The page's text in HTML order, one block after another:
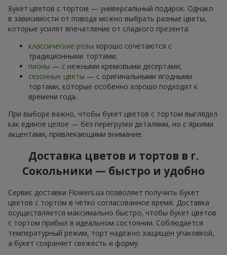
Букет цветов с тортом — универсальный подарок. Однако
в зависимости от повода можно выбрать разные цветы,
которые усилят впечатление от сладкого презента:
классические розы хорошо сочетаются с
традиционными тортами;
пионы — с нежными кремовыми десертами;
сезонные цветы — с оригинальными ягодными
тортами, которые особенно хорошо подходят к
времени года.
При выборе важно, чтобы букет цветов с тортом выглядел
как единое целое — без перегрузки деталями, но с яркими
акцентами, привлекающими внимание.
Доставка цветов и тортов в г.
Сокольники — быстро и удобно
Сервис доставки Flowers.ua позволяет получить букет
цветов с тортом в чётко согласованное время. Доставка
осуществляется максимально быстро, чтобы букет цветов
с тортом прибыл в идеальном состоянии. Соблюдается
температурный режим, торт надёжно защищён упаковкой,
а букет сохраняет свежесть и форму.